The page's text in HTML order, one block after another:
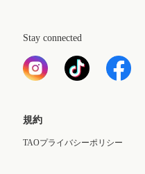
Stay connected
規約
TAOプライバシーポリシー